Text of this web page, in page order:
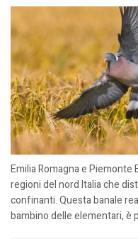
Emilia Romagna e Piemonte
regioni del nord Italia che
confinanti. Questa banale
bambino delle elementari, è